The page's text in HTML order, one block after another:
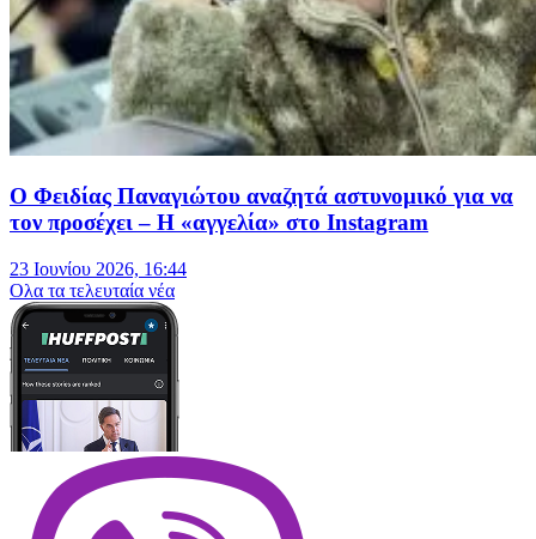
Ο Φειδίας Παναγιώτου αναζητά αστυνομικό για να
τον προσέχει – Η «αγγελία» στο Instagram
23 Ιουνίου 2026, 16:44
Oλα τα τελευταία νέα